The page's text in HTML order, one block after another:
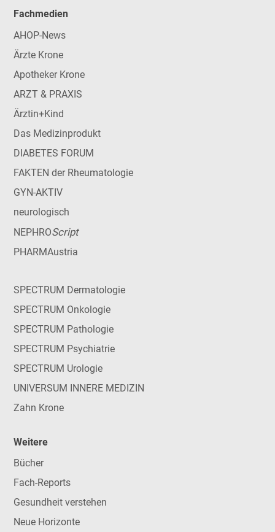
Fachmedien
AHOP-News
Ärzte Krone
Apotheker Krone
ARZT & PRAXIS
Ärztin+Kind
Das Medizinprodukt
DIABETES FORUM
FAKTEN der Rheumatologie
GYN-AKTIV
neurologisch
NEPHROScript
PHARMAustria
SPECTRUM Dermatologie
SPECTRUM Onkologie
SPECTRUM Pathologie
SPECTRUM Psychiatrie
SPECTRUM Urologie
UNIVERSUM INNERE MEDIZIN
Zahn Krone
Weitere
Bücher
Fach-Reports
Gesundheit verstehen
Neue Horizonte